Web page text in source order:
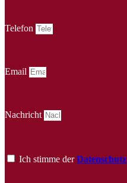
Telefon
Email
Nachricht
Ich stimme derDatenschutz